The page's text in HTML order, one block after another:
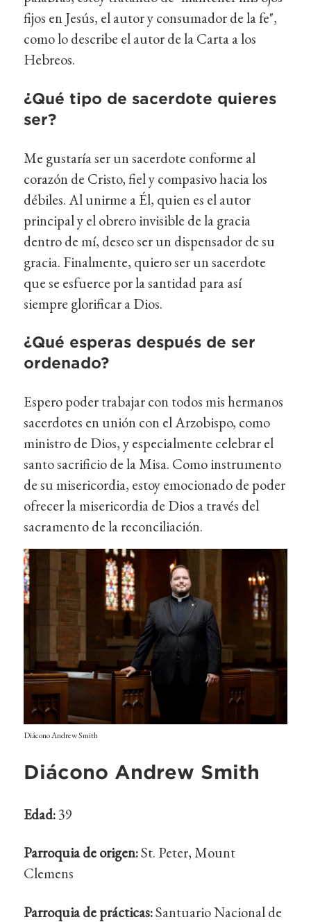
fijos en Jesús, el autor y consumador de la fe",
como lo describe el autor de la Carta a los
Hebreos.
¿Qué tipo de sacerdote quieres
ser?
Me gustaría ser un sacerdote conforme al
corazón de Cristo, fiel y compasivo hacia los
débiles. Al unirme a Él, quien es el autor
principal y el obrero invisible de la gracia
dentro de mí, deseo ser un dispensador de su
gracia. Finalmente, quiero ser un sacerdote
que se esfuerce por la santidad para así
siempre glorificar a Dios.
¿Qué esperas después de ser
ordenado?
Espero poder trabajar con todos mis hermanos
sacerdotes en unión con el Arzobispo, como
ministro de Dios, y especialmente celebrar el
santo sacrificio de la Misa. Como instrumento
de su misericordia, estoy emocionado de poder
ofrecer la misericordia de Dios a través del
sacramento de la reconciliación.
Diácono Andrew Smith
Diácono Andrew Smith
Edad:39
Parroquia de origen:St. Peter, Mount
Clemens
Parroquia de prácticas:Santuario Nacional de